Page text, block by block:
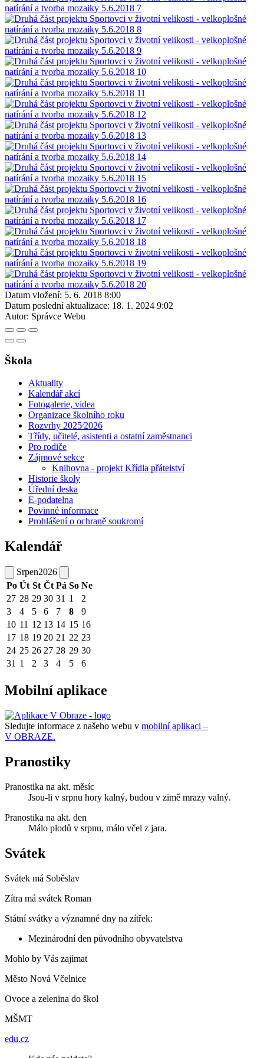
Datum vložení: 5. 6. 2018 8:00
Datum poslední aktualizace: 18. 1. 2024 9:02
Autor: Správce Webu
Škola
Aktuality
Kalendář akcí
Fotogalerie, videa
Organizace školního roku
Rozvrhy 2025⁄2026
Třídy, učitelé, asistenti a ostatní zaměstnanci
Pro rodiče
Zájmové sekce
Knihovna - projekt Křídla přátelství
Historie školy
Úřední deska
E-podatelna
Povinné informace
Prohlášení o ochraně soukromí
Kalendář
Srpen2026
Po Út St Čt Pá So Ne
27 28 29 30 31 1
2
3
4 5 6 7 8
9
10 11 12 13 14 15 16
17 18 19 20 21 22 23
24 25 26 27 28 29 30
31 1 2 3 4 5 6
Mobilní aplikace
Sledujte informace z našeho webu v mobilní aplikaci –
V OBRAZE.
Pranostiky
Pranostika na akt. měsíc
Jsou-li v srpnu hory kalný, budou v zimě mrazy valný.
Pranostika na akt. den
Málo plodů v srpnu, málo včel z jara.
Svátek
Svátek má Soběslav
Zítra má svátek Roman
Státní svátky a významné dny na zítřek:
Mezinárodní den původního obyvatelstva
Mohlo by Vás zajímat
Město Nová Včelnice
Ovoce a zelenina do škol
MŠMT
edu.cz